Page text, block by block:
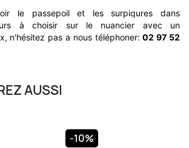
le passepoil et les surpiqures dans
à choisir sur le nuancier avec un
n'hésitez pas a nous téléphoner:02 97 52
AUSSI
-10%